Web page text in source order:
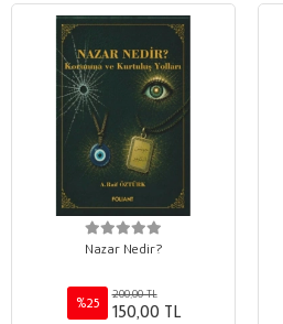
Nazar Nedir?
%25
200,00 TL
150,00 TL